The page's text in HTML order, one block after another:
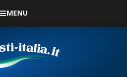
MENU